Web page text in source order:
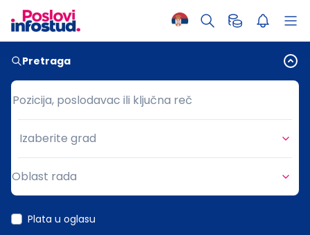
Pretraga
Pozicija, poslodavac ili ključna reč
Pozicija, poslodavac ili ključna reč
Grad
Izaberite grad
Oblast rada
Plata u oglasu